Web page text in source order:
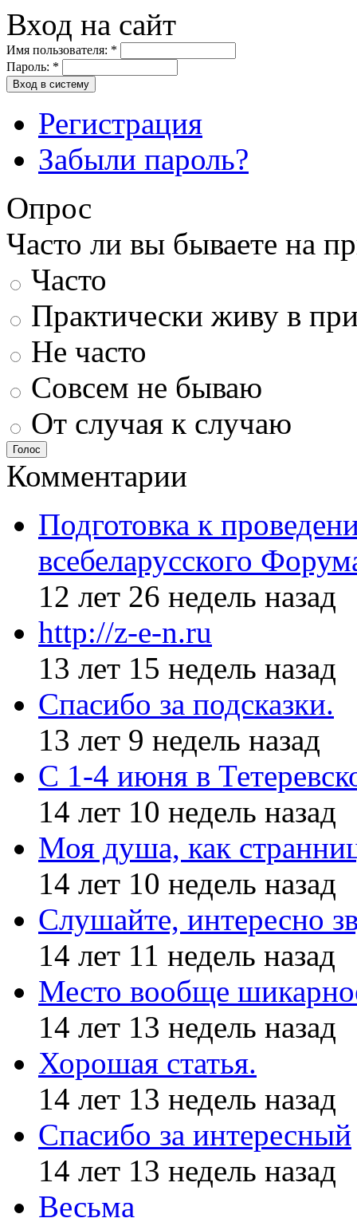
Вход на сайт
Имя пользователя: *
Пароль: *
Вход в систему
Регистрация
Забыли пароль?
Опрос
Часто ли вы бываете на
Часто
Практически живу в
Не часто
Совсем не бываю
От случая к случаю
Голос
Комментарии
Подготовка к
всебеларусского
12 лет 26 недель назад
http://z-e-n.ru
13 лет 15 недель назад
Спасибо за подсказки.
13 лет 9 недель назад
С 1-4 июня в
14 лет 10 недель назад
Моя душа, как
14 лет 10 недель назад
Слушайте, интересно
14 лет 11 недель назад
Место вообще
14 лет 13 недель назад
Хорошая статья.
14 лет 13 недель назад
Спасибо за интересный
14 лет 13 недель назад
Весьма